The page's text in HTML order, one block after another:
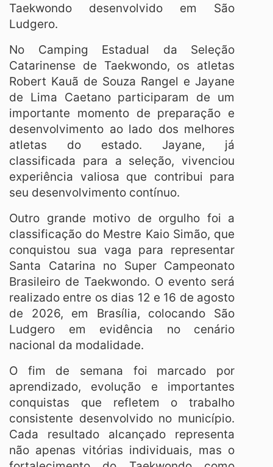
Taekwondo desenvolvido em São
Ludgero.
No Camping Estadual da Seleção
Catarinense de Taekwondo, os atletas
Robert Kauã de Souza Rangel e Jayane
de Lima Caetano participaram de um
importante momento de preparação e
desenvolvimento ao lado dos melhores
atletas do estado. Jayane, já
classificada para a seleção, vivenciou
experiência valiosa que contribui para
seu desenvolvimento contínuo.
Outro grande motivo de orgulho foi a
classificação do Mestre Kaio Simão, que
conquistou sua vaga para representar
Santa Catarina no Super Campeonato
Brasileiro de Taekwondo. O evento será
realizado entre os dias 12 e 16 de agosto
de 2026, em Brasília, colocando São
Ludgero em evidência no cenário
nacional da modalidade.
O fim de semana foi marcado por
aprendizado, evolução e importantes
conquistas que refletem o trabalho
consistente desenvolvido no município.
Cada resultado alcançado representa
não apenas vitórias individuais, mas o